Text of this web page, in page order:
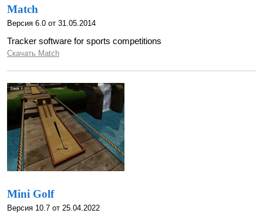
Match
Версия 6.0 от 31.05.2014
Tracker software for sports competitions
Скачать Match
Mini Golf
Версия 10.7 от 25.04.2022